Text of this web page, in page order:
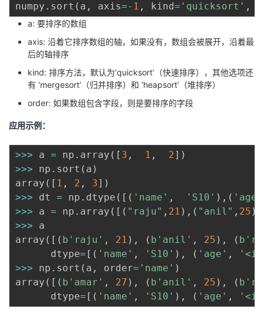
numpy . sort ( a , axis=- 1 , kind= 'quicksort' ,
a: 要排序的数组
axis: 沿着它排序数组的轴，如果没有，数组会被展开，沿着最
后的轴排序
kind: 排序方法，默认为’quicksort’（快速排序），其他选项还
有 ‘mergesort’（归并排序）和 ‘heapsort’（堆排序）
order: 如果数组包含字段，则是要排序的字段
应用示例：
>>> a = np . array ( [ 3 , 1 , 2] )
>>> np . sort ( a )
array ( [ 1 , 2 , 3] )
>>> dt = np . dtype ( [ ( 'name' , 'S10' ) , ( 'age'
>>> a = np . array ( [ ( "raju" , 21 ) , ( "anil" , 25 )
>>> a
array ( [ ( b'raju' , 21 ) , ( b'anil' , 25 ) , (
      dtype
= [ ( 'name' , 'S10' ) , ( 'age' ,
>>> np . sort ( a , order= 'name' )
array ( [ ( b'amar' , 27 ) , ( b'anil' , 25 ) , (
      dtype
= [ ( 'name' , 'S10' ) , ( 'age' ,